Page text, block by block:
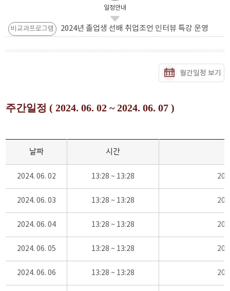
일정안내
비교과프로그램 2024년 졸업생 선배 취업조언 인터뷰 특강 운영
월간일정 보기
주간일정 ( 2024. 06. 02 ~ 2024. 06. 07 )
날짜 시간
2024. 06. 02 13:28 ~ 13:28
2024. 06. 03 13:28 ~ 13:28
2024. 06. 04 13:28 ~ 13:28
2024. 06. 05 13:28 ~ 13:28
2024. 06. 06 13:28 ~ 13:28